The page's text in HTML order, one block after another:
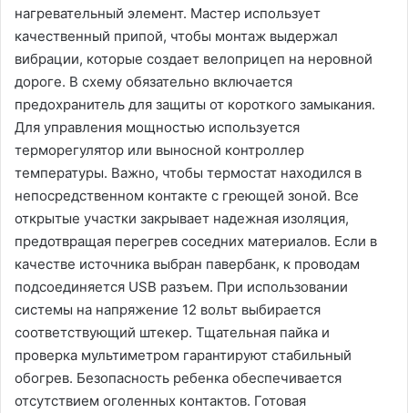
нагревательный элемент. Мастер использует
качественный припой, чтобы монтаж выдержал
вибрации, которые создает велоприцеп на неровной
дороге. В схему обязательно включается
предохранитель для защиты от короткого замыкания.
Для управления мощностью используется
терморегулятор или выносной контроллер
температуры. Важно, чтобы термостат находился в
непосредственном контакте с греющей зоной. Все
открытые участки закрывает надежная изоляция,
предотвращая перегрев соседних материалов. Если в
качестве источника выбран павербанк, к проводам
подсоединяется USB разъем. При использовании
системы на напряжение 12 вольт выбирается
соответствующий штекер. Тщательная пайка и
проверка мультиметром гарантируют стабильный
обогрев. Безопасность ребенка обеспечивается
отсутствием оголенных контактов. Готовая